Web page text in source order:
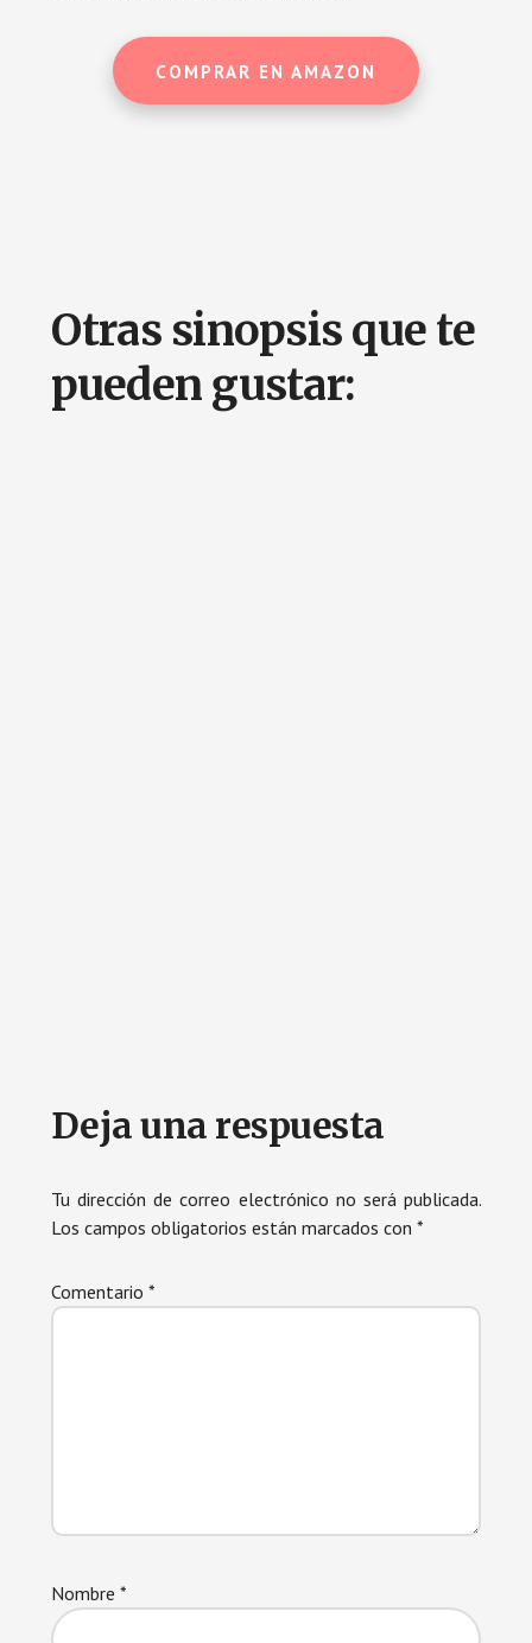
COMPRAR EN AMAZON
Otras sinopsis que te
pueden gustar:
Interacciones
los
Deja una respuesta
Tu dirección de correo electrónico no será publicada.
Los campos obligatorios están marcados con *
Comentario *
Nombre *